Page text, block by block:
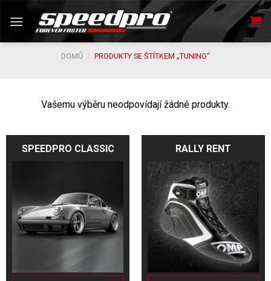
DOMŮ / PRODUKTY SE ŠTÍTKEM „TUNING“
Vašemu výběru neodpovídají žádné produkty.
SPEEDPRO CLASSIC RALLY RENT